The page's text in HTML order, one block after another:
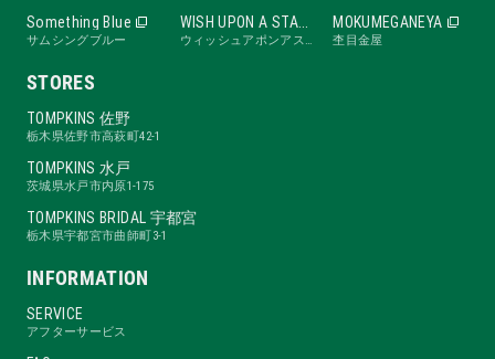
Something Blue
サムシングブルー
WISH UPON A STAR
ウィッシュアポンアスター
MOKUMEGANEYA
杢目金屋
STORES
TOMPKINS 佐野
栃木県佐野市高萩町42-1
TOMPKINS 水戸
茨城県水戸市内原1-175
TOMPKINS BRIDAL 宇都宮
栃木県宇都宮市曲師町3-1
INFORMATION
SERVICE
アフターサービス